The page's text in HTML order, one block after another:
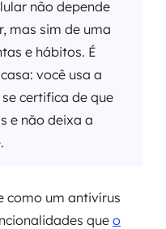
não depende
mas sim de uma
e hábitos. É
você usa a
certifica de que
e não deixa a
como um antivírus
que o